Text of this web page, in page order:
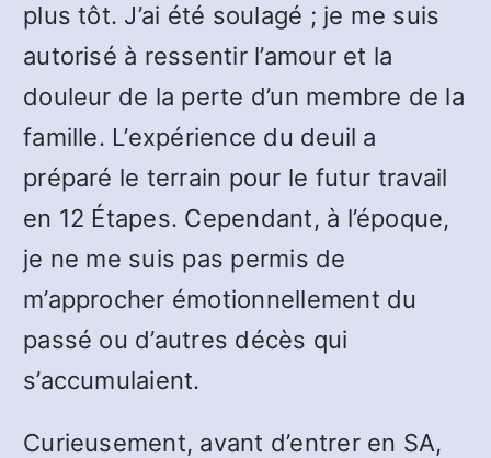
plus tôt. J’ai été soulagé ; je me suis
autorisé à ressentir l’amour et la
douleur de la perte d’un membre de la
famille. L’expérience du deuil a
préparé le terrain pour le futur travail
en 12 Étapes. Cependant, à l’époque,
je ne me suis pas permis de
m’approcher émotionnellement du
passé ou d’autres décès qui
s’accumulaient.
Curieusement, avant d’entrer en SA,